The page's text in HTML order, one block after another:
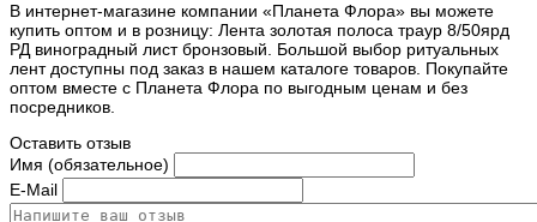
В интернет-магазине компании «Планета Флора» вы можете
купить оптом и в розницу: Лента золотая полоса траур 8/50ярд
РД виноградный лист бронзовый. Большой выбор ритуальных
лент доступны под заказ в нашем каталоге товаров. Покупайте
оптом вместе с Планета Флора по выгодным ценам и без
посредников.
Оставить отзыв
Имя (обязательное)
E-Mail